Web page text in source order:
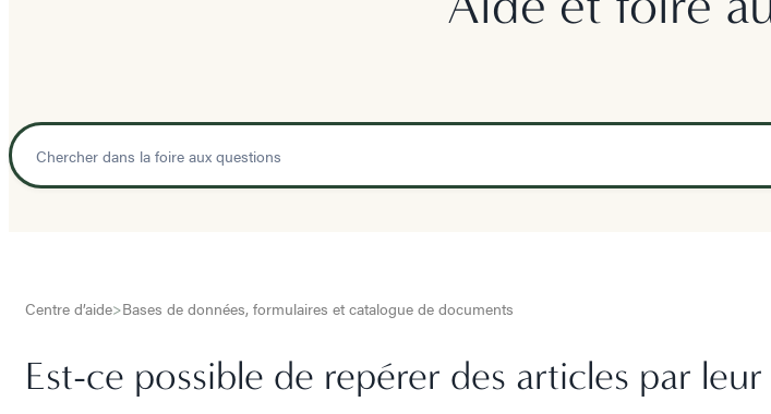
Centre d’aide>Bases de données, formulaires et catalogue de documents
Est-ce possible de repérer des articles par